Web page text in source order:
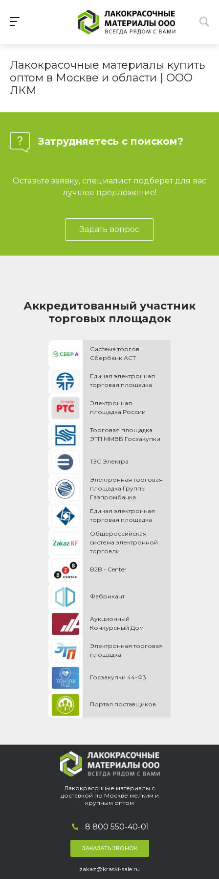
Лакокрасочные материалы купить
оптом в Москве и области | ООО
ЛКМ
Затрудняетесь с поиском?
Оставьте заявку, специалист подберет для вас
лучшее предложение!
Задать вопрос
Аккредитованный участник
торговых площадок
Система торгов
Сбербанк АСТ
Единая электронная
торговая площадка
Электронная
площадка России
Торговая площадка
ЭТП ММВБ Госзакупки
ТЗС Электра
Электронная торговая
площадка Группы
Газпромбанка
Единая электронная
торговая площадка
Общероссийская
cистема электронной
торговли
B2B - Center
Фабрикант
Аукционный
Конкурсный Дом
Электронная торговая
площадка
Госзакупки 44-Ф3
Портал поставщиков
Лакокрасочные материалы с
доставкой по Москве мелким и
крупным оптом
8 800 550-40-01
ЗАКАЗАТЬ ЗВОНОК
zakaz@kraski-sale.ru